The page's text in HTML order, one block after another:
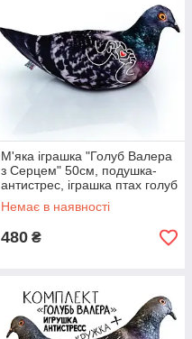
М'яка іграшка "Голуб Валера
з Серцем" 50см, подушка-
антистрес, іграшка птах голуб
Немає в наявності
480 ₴